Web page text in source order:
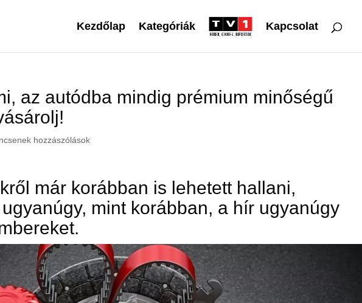
Kezdőlap Kategóriák Kapcsolat
az autódba mindig prémium minőségű
hozzászólások
már korábban is lehetett hallani,
mint korábban, a hír ugyanúgy